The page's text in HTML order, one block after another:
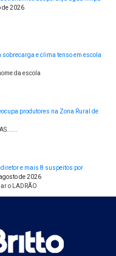
de 2026
e clima tenso em escola
da escola
produtores na Zona Rural de
diretor e mais 8 suspeitos por
de 2026
o LADRÃO